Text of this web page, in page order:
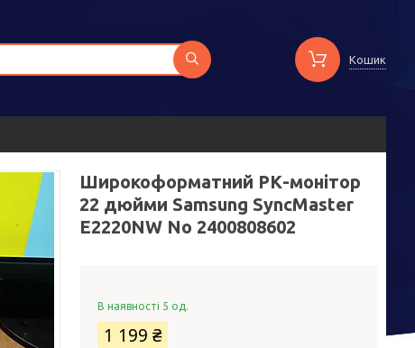
Кошик
Широкоформатний РК-монітор
22 дюйми Samsung SyncMaster
E2220NW No 2400808602
В наявності 5 од.
1 199 ₴